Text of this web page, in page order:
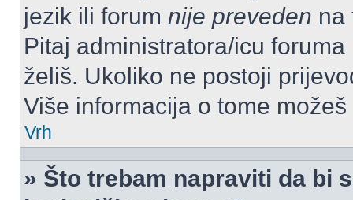
jezik ili forum nije preveden na
Pitaj administratora/icu
želiš. Ukoliko ne postoji
Više informacija o tome
Vrh
» Što trebam napraviti da bi